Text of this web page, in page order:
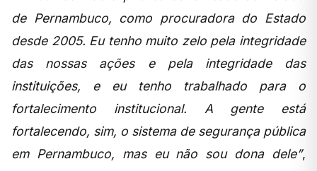
de Pernambuco, como procuradora do Estado
desde 2005. Eu tenho muito zelo pela integridade
das nossas ações e pela integridade das
instituições, e eu tenho trabalhado para o
fortalecimento institucional. A gente está
fortalecendo, sim, o sistema de segurança pública
em Pernambuco, mas eu não sou dona dele”,